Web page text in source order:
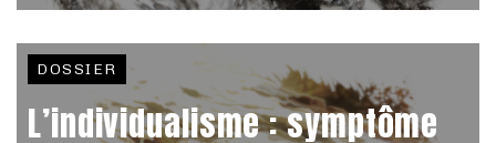
DOSSIER
L’individualisme : symptôme